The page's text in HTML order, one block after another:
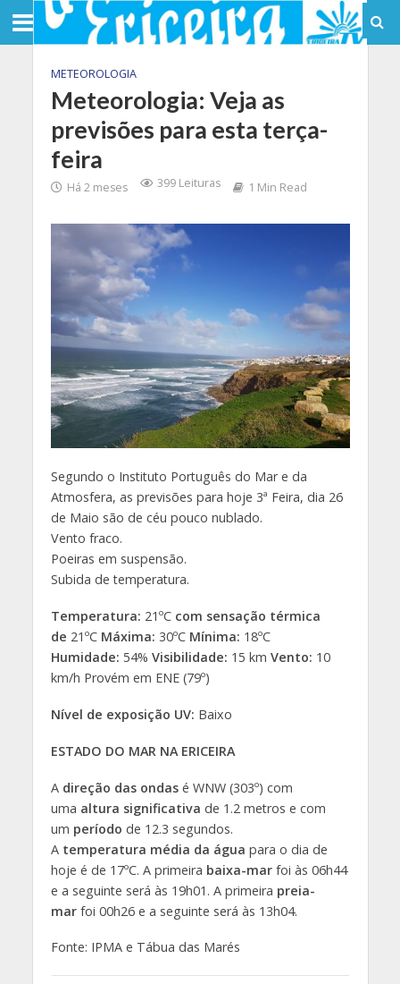
METEOROLOGIA
Meteorologia: Veja as
previsões para esta terça-
feira
Há 2 meses 399 Leituras 1 Min Read
Segundo o Instituto Português do Mar e da
Atmosfera, as previsões para hoje 3ª Feira, dia 26
de Maio são de céu pouco nublado.
Vento fraco.
Poeiras em suspensão.
Subida de temperatura.
Temperatura: 21ºC com sensação térmica
de 21ºC Máxima: 30ºC Mínima: 18ºC
Humidade: 54% Visibilidade: 15 km Vento: 10
km/h Provém em ENE (79º)
Nível de exposição UV: Baixo
ESTADO DO MAR NA ERICEIRA
A direção das ondasé WNW (303º) com
uma altura significativa de 1.2 metros e com
um período de 12.3 segundos.
A temperatura média da água para o dia de
hoje é de 17ºC. A primeira baixa-mar foi às 06h44
e a seguinte será às 19h01. A primeira preia-
mar foi 00h26 e a seguinte será às 13h04.
Fonte: IPMA e Tábua das Marés